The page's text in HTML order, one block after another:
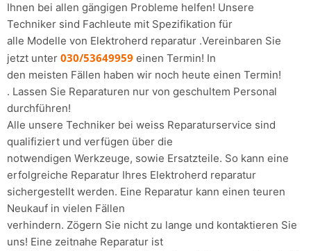
Ihnen bei allen gängigen Probleme helfen! Unsere
Techniker sind Fachleute mit Spezifikation für
alle Modelle von Elektroherd reparatur .Vereinbaren Sie
jetzt unter 030/53649959 einen Termin! In
den meisten Fällen haben wir noch heute einen Termin!
. Lassen Sie Reparaturen nur von geschultem Personal
durchführen!
Alle unsere Techniker bei weiss Reparaturservice sind
qualifiziert und verfügen über die
notwendigen Werkzeuge, sowie Ersatzteile. So kann eine
erfolgreiche Reparatur Ihres Elektroherd reparatur
sichergestellt werden. Eine Reparatur kann einen teuren
Neukauf in vielen Fällen
verhindern. Zögern Sie nicht zu lange und kontaktieren Sie
uns! Eine zeitnahe Reparatur ist